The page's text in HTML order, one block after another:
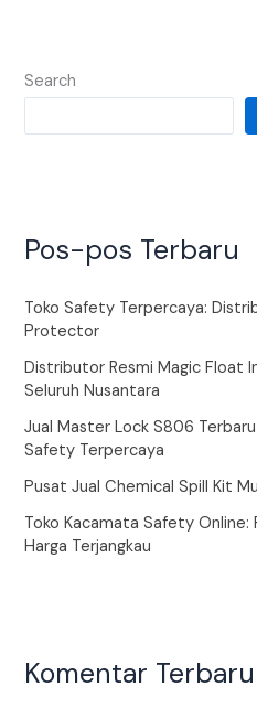
Search
Pos-pos Terbaru
Toko Safety Terpercaya:
Protector
Distributor Resmi Magic Float
Seluruh Nusantara
Jual Master Lock S806
Safety Terpercaya
Pusat Jual Chemical Spill Kit
Toko Kacamata Safety Online:
Harga Terjangkau
Komentar Terbaru